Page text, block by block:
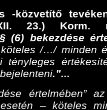
-közvetítő
23.) Korm.
(6) bekezdése
/…/ minden
tényleges
.”...
értelmében”
– köteles